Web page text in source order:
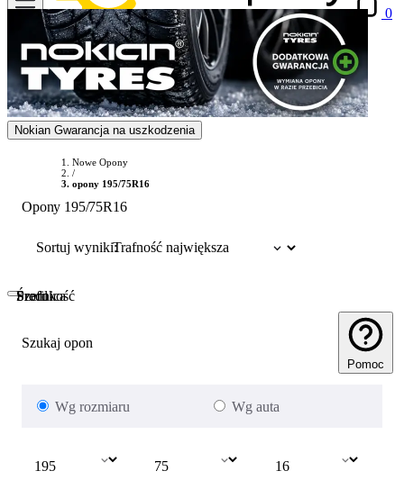
0
Nokian Gwarancja na uszkodzenia
Nowe Opony
/
opony 195/75R16
Opony 195/75R16
Sortuj wyniki:
Szukaj opon
Pomoc
Wg rozmiaru Wg auta
Szerokość
Profil
Średnica